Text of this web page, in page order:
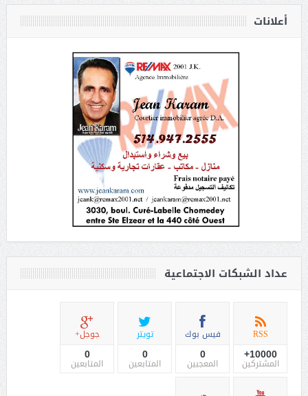
أعلانات
عداد الشبكات الاجتماعية
RSS
10000+
المشتركين
فيس بوك
0
المعجبين
تويتر
0
المتابعين
جوجل+
0
المتابعين